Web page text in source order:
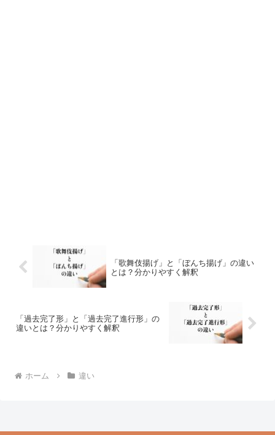
「歌舞伎揚げ」と「ぼんち揚げ」の違い
とは？分かりやすく解釈
「過去完了形」と「過去完了進行形」の
違いとは？分かりやすく解釈
ホーム 違い